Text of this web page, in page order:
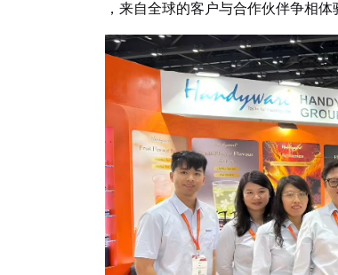
，来自全球的客户与合作伙伴争相